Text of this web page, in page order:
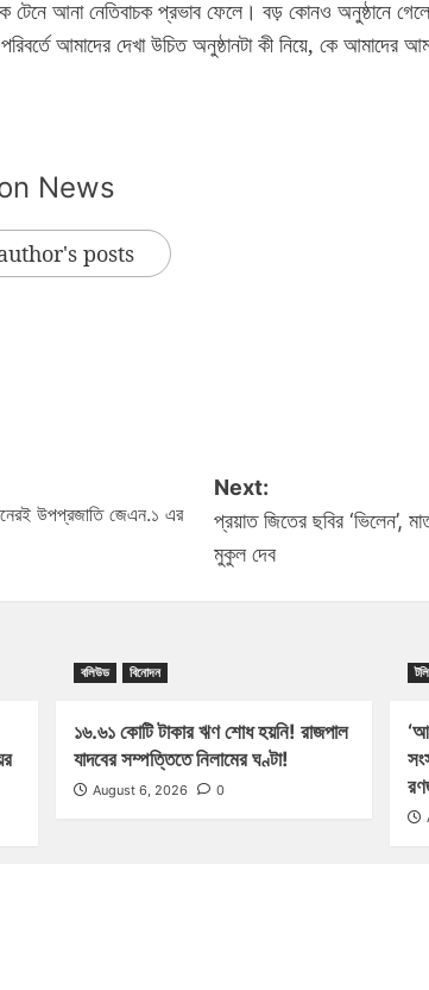
আনা নেতিবাচক প্রভাব ফেলে। বড় কোনও অনুষ্ঠানে
আমাদের দেখা উচিত অনুষ্ঠানটা কী নিয়ে, কে আমাদের
News
posts
উপপ্রজাতি জেএন.১ এর
Next:
প্রয়াত জিতের ছবির ‘ভিলেন’,
মুকুল দেব
বলিউড বিনোদন
১৬.৬১ কোটি টাকার ঋণ শোধ হয়নি! রাজপাল
যাদবের সম্পত্তিতে নিলামের ঘণ্টা!
August 6, 2026 0